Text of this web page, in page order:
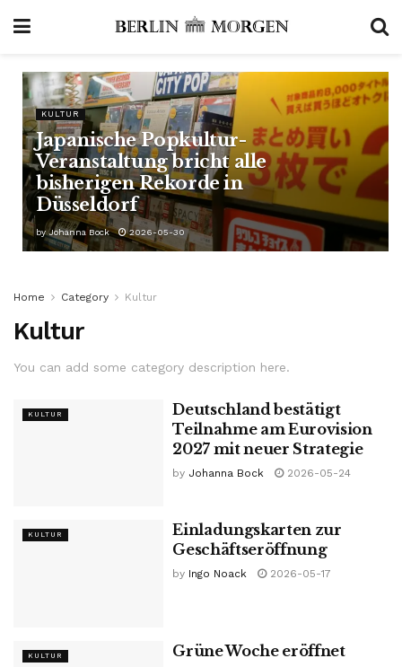
KULTUR
Japanische Popkultur-
Veranstaltung bricht alle
bisherigen Rekorde in
Düsseldorf
by Johanna Bock 2026-05-30
Home Category Kultur
Kultur
You can add some category description here.
KULTUR
Deutschland bestätigt
Teilnahme am Eurovision
2027 mit neuer Strategie
by Johanna Bock 2026-05-24
KULTUR
Einladungskarten zur
Geschäftseröffnung
by Ingo Noack 2026-05-17
KULTUR Grüne Woche eröffnet